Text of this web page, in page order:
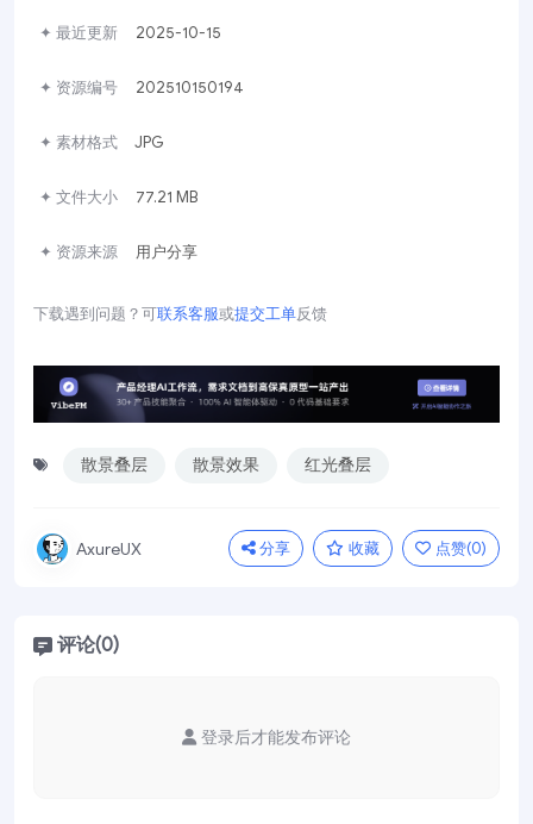
✦ 最近更新 2025-10-15
✦ 资源编号 202510150194
✦ 素材格式 JPG
✦ 文件大小 77.21 MB
✦ 资源来源 用户分享
下载遇到问题？可联系客服或提交工单反馈
散景叠层 散景效果 红光叠层
AxureUX 分享 收藏 点赞(0)
评论(0)
登录后才能发布评论